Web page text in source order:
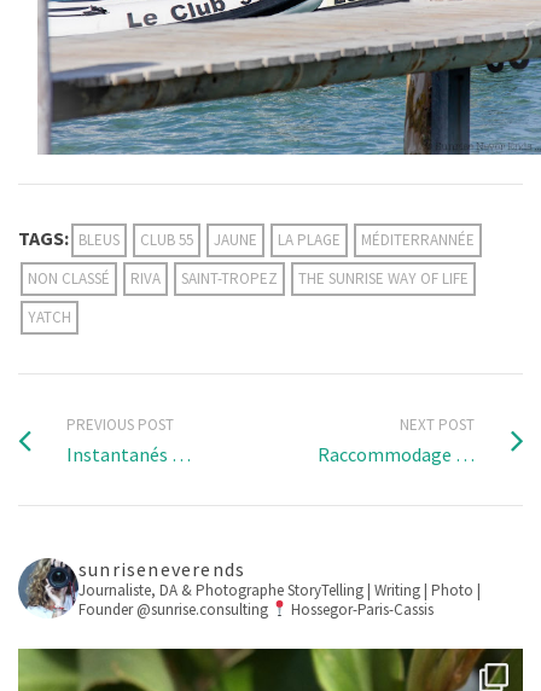
TAGS: BLEUS CLUB 55 JAUNE LA PLAGE
MÉDITERRANNÉE
NON CLASSÉ
RIVA SAINT-TROPEZ
THE SUNRISE WAY OF LIFE
YATCH
PREVIOUS POST
Instantanés …
NEXT POST
Raccommodage …
sunriseneverends
Journaliste, DA & PhotographeStoryTelling | Writing | Photo |
Founder @sunrise.consulting
Hossegor-Paris-Cassis